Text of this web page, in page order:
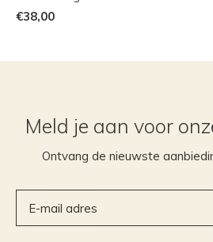
€38,00
Meld je aan voor
Ontvang de nieuwste